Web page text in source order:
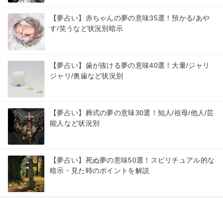
【夢占い】赤ちゃんの夢の意味35選！預かる/あや
す/笑うなど状況別暗示
【夢占い】歯が抜ける夢の意味40選！大量/ジャリ
ジャリ/奥歯など状況別
【夢占い】葬式の夢の意味30選！知人/祖母/他人/芸
能人など状況別
【夢占い】死ぬ夢の意味50選！スピリチュアル的な
暗示・見た時のポイントを解説